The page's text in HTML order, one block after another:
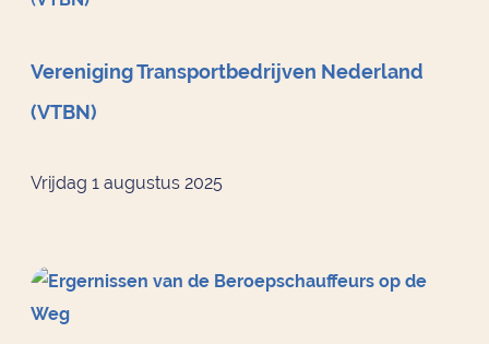
Vereniging Transportbedrijven Nederland
(VTBN)
Vrijdag 1 augustus 2025